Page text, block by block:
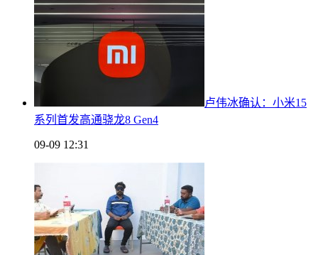
卢伟冰确认：小米15
系列首发高通骁龙8 Gen4
09-09 12:31